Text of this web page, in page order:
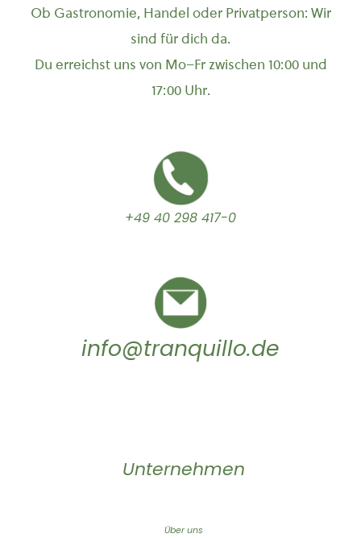
Ob Gastronomie, Handel oder Privatperson: Wir
sind für dich da.
Du erreichst uns von Mo–Fr zwischen 10:00 und
17:00 Uhr.
+49 40 298 417-0
info@tranquillo.de
Unternehmen
Über uns